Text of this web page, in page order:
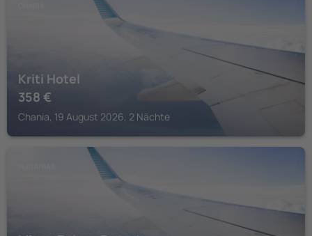
Kriti Hotel
358 €
Chania, 19 August 2026, 2 Nächte